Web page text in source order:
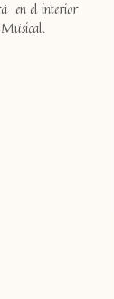
en el interior